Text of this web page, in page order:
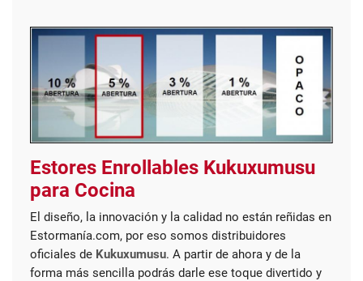
Estores Enrollables Kukuxumusu
para Cocina
El diseño, la innovación y la calidad no están reñidas en
Estormanía.com, por eso somos distribuidores
oficiales de Kukuxumusu. A partir de ahora y de la
forma más sencilla podrás darle ese toque divertido y